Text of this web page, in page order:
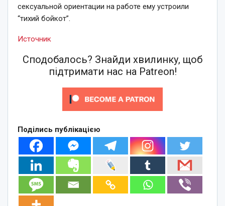
сексуальной ориентации на работе ему устроили
“тихий бойкот”.
Источник
Сподобалось? Знайди хвилинку, щоб
підтримати нас на Patreon!
Поділись публікацією